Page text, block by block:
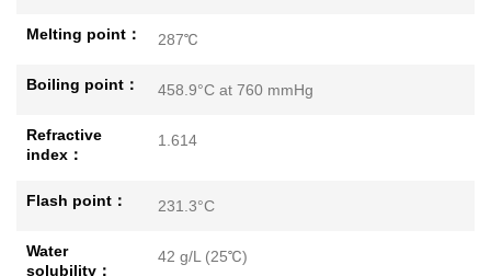
Melting point： 287℃
Boiling point： 458.9°C at 760 mmHg
Refractive
index：
1.614
Flash point： 231.3°C
Water
solubility：
42 g/L (25℃)